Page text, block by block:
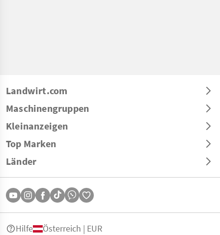
Landwirt.com
Maschinengruppen
Kleinanzeigen
Top Marken
Länder
Hilfe Österreich | EUR